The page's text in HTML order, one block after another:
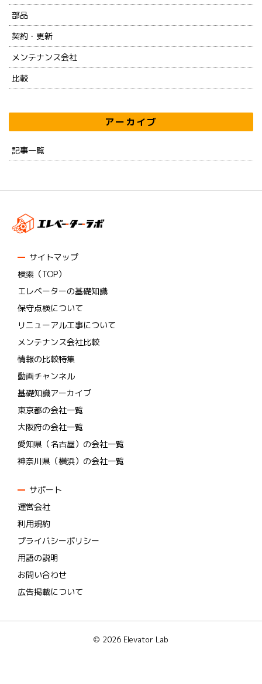
部品
契約・更新
メンテナンス会社
比較
アーカイブ
記事一覧
サイトマップ
検索（TOP）
エレベーターの基礎知識
保守点検について
リニューアル工事について
メンテナンス会社比較
情報の比較特集
動画チャンネル
基礎知識アーカイブ
東京都の会社一覧
大阪府の会社一覧
愛知県（名古屋）の会社一覧
神奈川県（横浜）の会社一覧
サポート
運営会社
利用規約
プライバシーポリシー
用語の説明
お問い合わせ
広告掲載について
© 2026 Elevator Lab